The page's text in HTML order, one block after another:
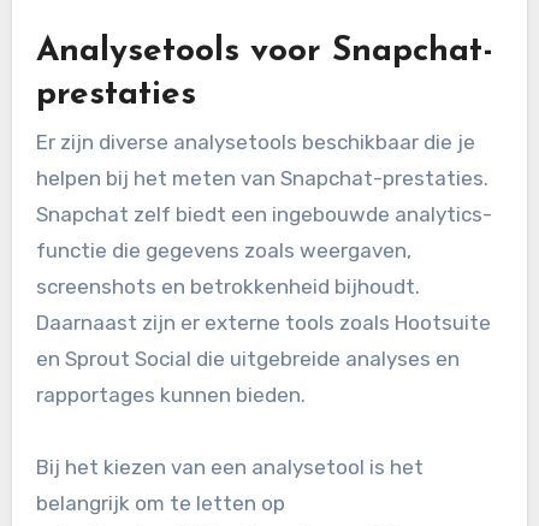
Analysetools voor Snapchat-
prestaties
Er zijn diverse analysetools beschikbaar die je
helpen bij het meten van Snapchat-prestaties.
Snapchat zelf biedt een ingebouwde analytics-
functie die gegevens zoals weergaven,
screenshots en betrokkenheid bijhoudt.
Daarnaast zijn er externe tools zoals Hootsuite
en Sprout Social die uitgebreide analyses en
rapportages kunnen bieden.
Bij het kiezen van een analysetool is het
belangrijk om te letten op